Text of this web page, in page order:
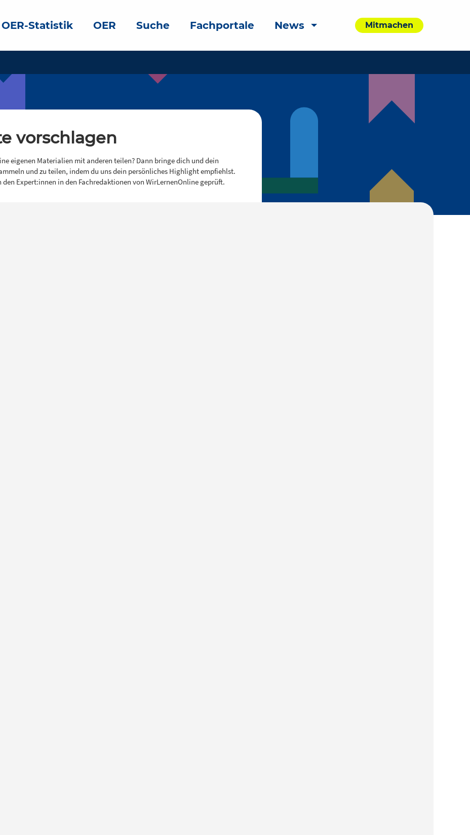
OER-Statistik OER Suche Fachportale News Mitmachen
vorschlagen
eigenen Materialien mit anderen teilen? Dann bringe dich und dein
und zu teilen, indem du uns dein persönliches Highlight empfiehlst.
Expert:innen in den Fachredaktionen von WirLernenOnline geprüft.